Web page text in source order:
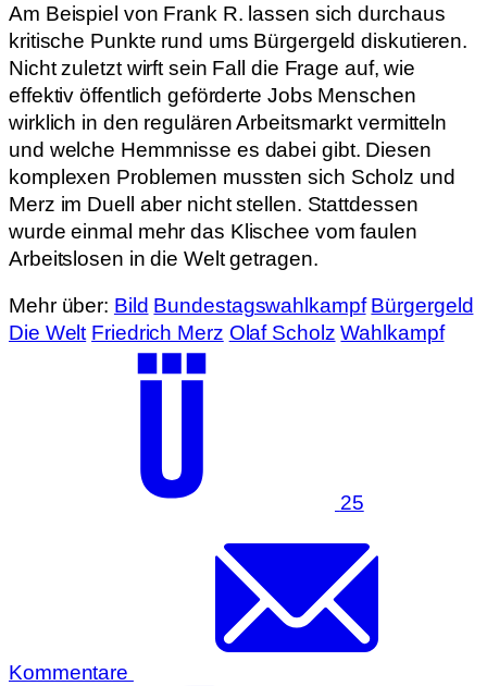
Am Beispiel von Frank R. lassen sich durchaus
kritische Punkte rund ums Bürgergeld diskutieren.
Nicht zuletzt wirft sein Fall die Frage auf, wie
effektiv öffentlich geförderte Jobs Menschen
wirklich in den regulären Arbeitsmarkt vermitteln
und welche Hemmnisse es dabei gibt. Diesen
komplexen Problemen mussten sich Scholz und
Merz im Duell aber nicht stellen. Stattdessen
wurde einmal mehr das Klischee vom faulen
Arbeitslosen in die Welt getragen.
Mehr über: Bild Bundestagswahlkampf Bürgergeld
Die Welt Friedrich Merz Olaf Scholz Wahlkampf
25
Kommentare